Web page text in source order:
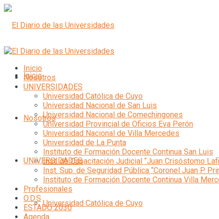
Inicio
Nosotros
UNIVERSIDADES
Universidad Católica de Cuyo
Inicio
Nosotros
UNIVERSIDADES
Universidad Católica de Cuyo
Universidad Nacional de San Luis
Universidad Nacional de Comechingones
Universidad Provincial de Oficios Eva Perón
Universidad Nacional de Villa Mercedes
Universidad de La Punta
Instituto de Formación Docente Continua San Luis
Inst. de Capacitación Judicial “Juan Crisóstomo
Inst. Sup. de Seguridad Pública “Coronel Juan P.
Instituto de Formación Docente Continua Villa
Profesionales
O.D.S
ESTADO 2030
Agenda